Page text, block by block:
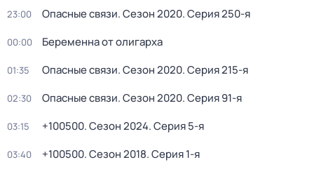
23:00 Опасные связи. Сезон 2020. Серия 250-я
00:00 Беременна от олигарха
01:35 Опасные связи. Сезон 2020. Серия 215-я
02:30 Опасные связи. Сезон 2020. Серия 91-я
03:15 +100500. Сезон 2024. Серия 5-я
03:40 +100500. Сезон 2018. Серия 1-я